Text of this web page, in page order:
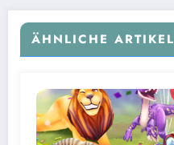
ÄHNLICHE ARTIKEL